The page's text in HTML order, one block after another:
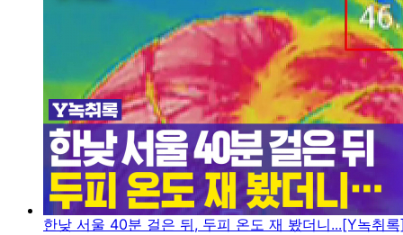
한낮 서울 40분 걸은 뒤, 두피 온도 재 봤더니...[Y녹취